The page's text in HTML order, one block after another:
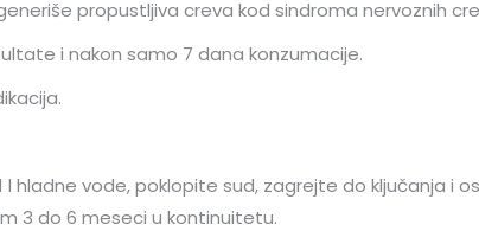
propustljiva creva kod sindroma nervoznih
i nakon samo 7 dana konzumacije.
l hladne vode, poklopite sud, zagrejte do ključanja
3 do 6 meseci u kontinuitetu.